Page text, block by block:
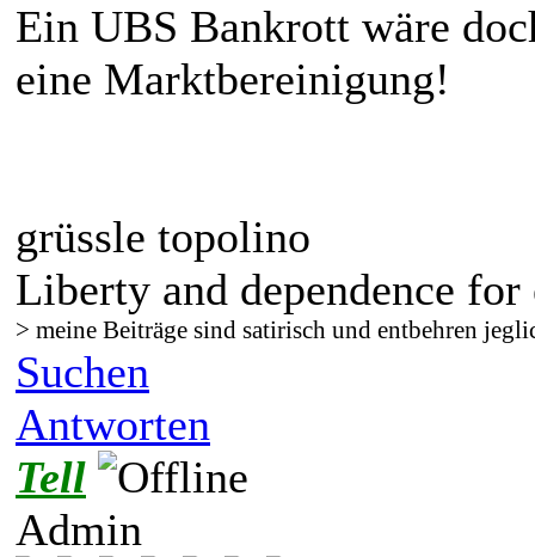
Ein UBS Bankrott wäre
eine Marktbereinigung!
grüssle topolino
Liberty and dependence for
> meine Beiträge sind satirisch und entbehren
Suchen
Antworten
Tell
Admin